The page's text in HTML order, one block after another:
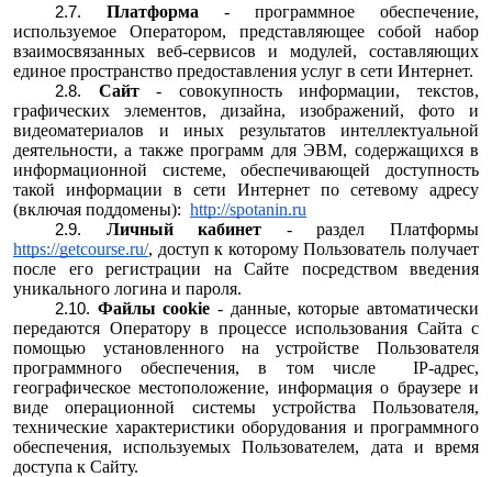
Платформа - программное обеспечение,
используемое Оператором, представляющее собой набор
взаимосвязанных веб-сервисов и модулей, составляющих
единое пространство предоставления услуг в сети Интернет.
Сайт- совокупность информации, текстов,
графических элементов, дизайна, изображений, фото и
видеоматериалов и иных результатов интеллектуальной
деятельности, а также программ для ЭВМ, содержащихся в
информационной системе, обеспечивающей доступность
такой информации в сети Интернет по сетевому адресу
(включая поддомены): http://spotanin.ru
Личный кабинет - раздел Платформы
https://getcourse.ru/, доступ к которому Пользователь получает
после его регистрации на Сайте посредством введения
уникального логина и пароля.
Файлы cookie - данные, которые автоматически
передаются Оператору в процессе использования Сайта с
помощью установленного на устройстве Пользователя
программного обеспечения, в том числе IP-адрес,
географическое местоположение, информация о браузере и
виде операционной системы устройства Пользователя,
технические характеристики оборудования и программного
обеспечения, используемых Пользователем, дата и время
доступа к Сайту.